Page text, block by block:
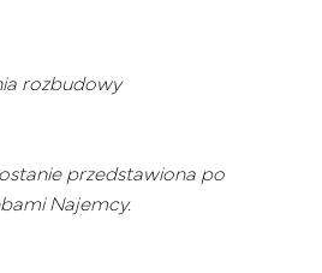
rozbudowy
przedstawiona po
Najemcy.